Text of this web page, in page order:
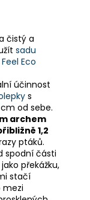
čistý a
sadu
Feel Eco
účinnost
s
od sebe.
archem
1,2
ptáků.
spodní části
překážku,
stačí
mezi